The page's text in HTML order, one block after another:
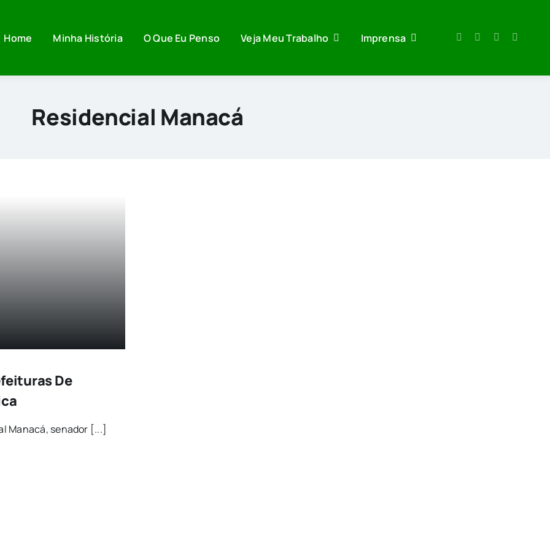
Home Minha História O Que Eu Penso Veja Meu Trabalho Imprensa
Residencial Manacá
De
Manacá, senador [...]